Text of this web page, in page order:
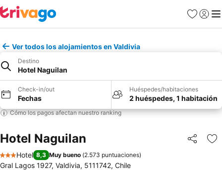
Favoritos
Iniciar
Ver todos los alojamientos en Valdivia
Destino
Hotel Naguilan
Check-in/out
Fechas
Huéspedes/habitaciones
2 huéspedes, 1 habitación
Cómo los pagos afectan nuestro ranking
Hotel Naguilan Compartir
3 Estrellas
Hotel 8,3 Muy bueno (2.573 puntuaciones)
Gral Lagos 1927, Valdivia, 5111742, Chile